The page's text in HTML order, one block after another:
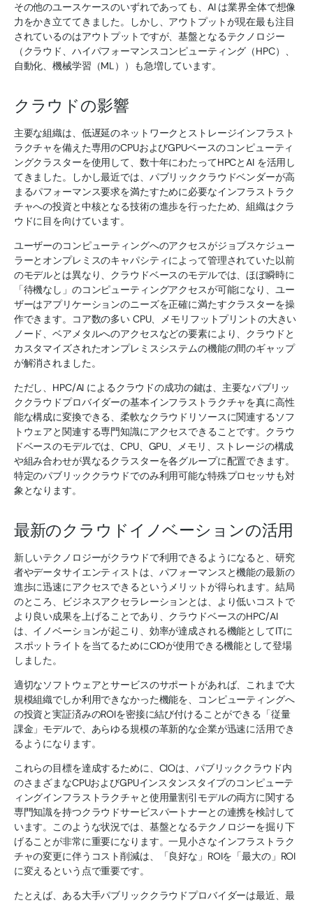
その他のユースケースのいずれであっても、AI は業界全体で想像
力をかき立ててきました。しかし、アウトプットが現在最も注目
されているのはアウトプットですが、基盤となるテクノロジー
（クラウド、ハイパフォーマンスコンピューティング（HPC）、
自動化、機械学習（ML））も急増しています。
クラウドの影響
主要な組織は、低遅延のネットワークとストレージインフラスト
ラクチャを備えた専用のCPUおよびGPUベースのコンピューティ
ングクラスターを使用して、数十年にわたってHPCとAI を活用し
てきました。しかし最近では、パブリッククラウドベンダーが高
まるパフォーマンス要求を満たすために必要なインフラストラク
チャへの投資と中核となる技術の進歩を行ったため、組織はクラ
ウドに目を向けています。
ユーザーのコンピューティングへのアクセスがジョブスケジュー
ラーとオンプレミスのキャパシティによって管理されていた以前
のモデルとは異なり、クラウドベースのモデルでは、ほぼ瞬時に
「待機なし」のコンピューティングアクセスが可能になり、ユー
ザーはアプリケーションのニーズを正確に満たすクラスターを操
作できます。コア数の多い CPU、メモリフットプリントの大きい
ノード、ベアメタルへのアクセスなどの要素により、クラウドと
カスタマイズされたオンプレミスシステムの機能の間のギャップ
が解消されました。
ただし、HPC/AI によるクラウドの成功の鍵は、主要なパブリッ
ククラウドプロバイダーの基本インフラストラクチャを真に高性
能な構成に変換できる、柔軟なクラウドリソースに関連するソフ
トウェアと関連する専門知識にアクセスできることです。クラウ
ドベースのモデルでは、CPU、GPU、メモリ、ストレージの構成
や組み合わせが異なるクラスターを各グループに配置できます。
特定のパブリッククラウドでのみ利用可能な特殊プロセッサも対
象となります。
最新のクラウドイノベーションの活用
新しいテクノロジーがクラウドで利用できるようになると、研究
者やデータサイエンティストは、パフォーマンスと機能の最新の
進歩に迅速にアクセスできるというメリットが得られます。結局
のところ、ビジネスアクセラレーションとは、より低いコストで
より良い成果を上げることであり、クラウドベースのHPC/AI
は、イノベーションが起こり、効率が達成される機能としてITに
スポットライトを当てるためにCIOが使用できる機能として登場
しました。
適切なソフトウェアとサービスのサポートがあれば、これまで大
規模組織でしか利用できなかった機能を、コンピューティングへ
の投資と実証済みのROIを密接に結び付けることができる「従量
課金」モデルで、あらゆる規模の革新的な企業が迅速に活用でき
るようになります。
これらの目標を達成するために、CIOは、パブリッククラウド内
のさまざまなCPUおよびGPUインスタンスタイプのコンピューテ
ィングインフラストラクチャと使用量割引モデルの両方に関する
専門知識を持つクラウドサービスパートナーとの連携を検討して
います。このような状況では、基盤となるテクノロジーを掘り下
げることが非常に重要になります。一見小さなインフラストラク
チャの変更に伴うコスト削減は、「良好な」ROIを「最大の」ROI
に変えるという点で重要です。
たとえば、ある大手パブリッククラウドプロバイダーは最近、最